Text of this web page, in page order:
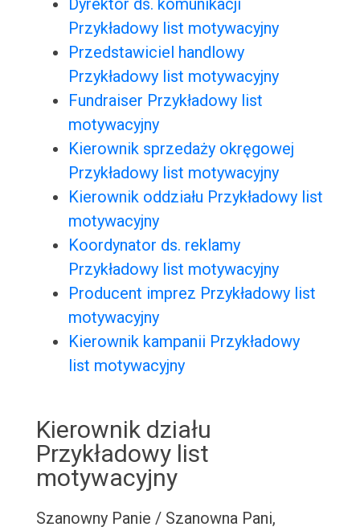
Dyrektor ds. komunikacji
Przykładowy list motywacyjny
Przedstawiciel handlowy
Przykładowy list motywacyjny
Fundraiser Przykładowy list
motywacyjny
Kierownik sprzedaży okręgowej
Przykładowy list motywacyjny
Kierownik oddziału Przykładowy list
motywacyjny
Koordynator ds. reklamy
Przykładowy list motywacyjny
Producent imprez Przykładowy list
motywacyjny
Kierownik kampanii Przykładowy
list motywacyjny
Kierownik działu
Przykładowy list
motywacyjny
Szanowny Panie / Szanowna Pani,